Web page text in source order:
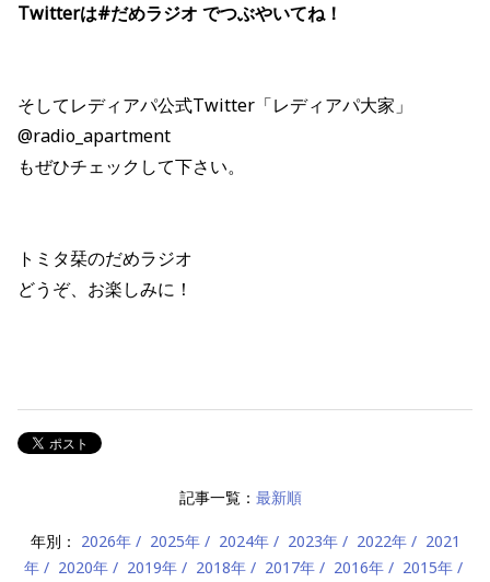
Twitterは#だめラジオ でつぶやいてね！
そしてレディアパ公式Twitter「レディアパ大家」
@radio_apartment
もぜひチェックして下さい。
トミタ栞のだめラジオ
どうぞ、お楽しみに！
記事一覧： 最新順
年別： 2026年 2025年 2024年 2023年 2022年
2021
年
2020年 2019年 2018年 2017年 2016年
2015年